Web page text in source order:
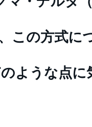
この方式に
ような点に